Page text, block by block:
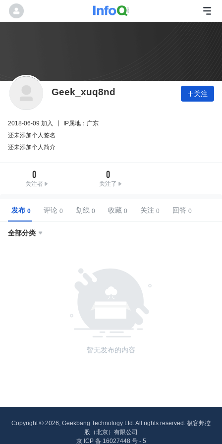
Geek_xuq8nd 关注
2018-06-09 加入
IP属地：广东
还未添加个人签名
还未添加个人简介
0
关注者
0
关注了
发布 评论 划线 收藏 关注 回答
全部分类 
暂无发布的内容
Copyright © 2026, Geekbang Technology Ltd. All rights reserved. 极客邦控
股（北京）有限公司
京 ICP 备 16027448 号 - 5